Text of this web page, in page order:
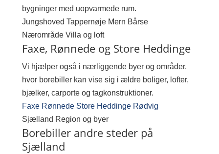
bygninger med uopvarmede rum.
Jungshoved Tappernøje Mern Bårse
Nærområde Villa og loft
Faxe, Rønnede og Store Heddinge
Vi hjælper også i nærliggende byer og områder,
hvor borebiller kan vise sig i ældre boliger, lofter,
bjælker, carporte og tagkonstruktioner.
Faxe Rønnede Store Heddinge Rødvig
Sjælland Region og byer
Borebiller andre steder på
Sjælland